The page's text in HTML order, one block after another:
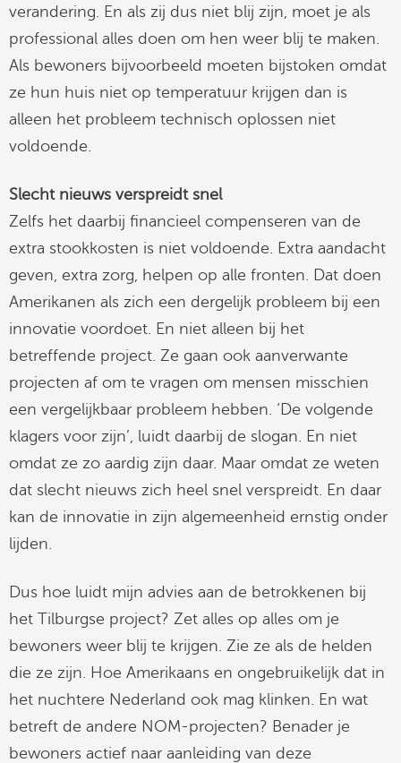
verandering. En als zij dus niet blij zijn, moet je als
professional alles doen om hen weer blij te maken.
Als bewoners bijvoorbeeld moeten bijstoken omdat
ze hun huis niet op temperatuur krijgen dan is
alleen het probleem technisch oplossen niet
voldoende.
Slecht nieuws verspreidt snel
Zelfs het daarbij financieel compenseren van de
extra stookkosten is niet voldoende. Extra aandacht
geven, extra zorg, helpen op alle fronten. Dat doen
Amerikanen als zich een dergelijk probleem bij een
innovatie voordoet. En niet alleen bij het
betreffende project. Ze gaan ook aanverwante
projecten af om te vragen om mensen misschien
een vergelijkbaar probleem hebben. ‘De volgende
klagers voor zijn’, luidt daarbij de slogan. En niet
omdat ze zo aardig zijn daar. Maar omdat ze weten
dat slecht nieuws zich heel snel verspreidt. En daar
kan de innovatie in zijn algemeenheid ernstig onder
lijden.
Dus hoe luidt mijn advies aan de betrokkenen bij
het Tilburgse project? Zet alles op alles om je
bewoners weer blij te krijgen. Zie ze als de helden
die ze zijn. Hoe Amerikaans en ongebruikelijk dat in
het nuchtere Nederland ook mag klinken. En wat
betreft de andere NOM-projecten? Benader je
bewoners actief naar aanleiding van deze